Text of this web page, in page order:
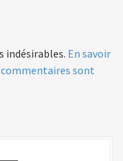
indésirables. En savoir
commentaires sont